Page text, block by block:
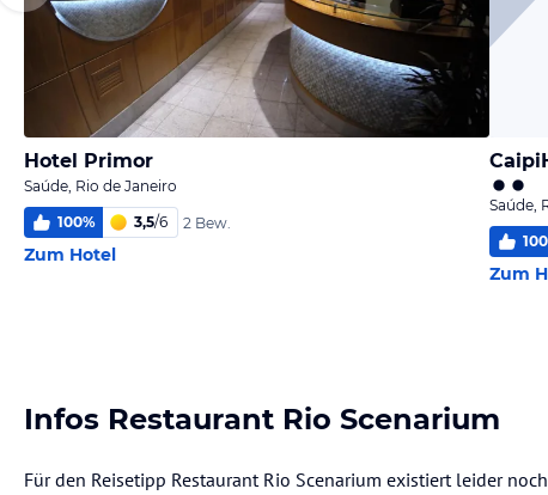
Hotel Primor
Saúde, Rio de Janeiro
100% 3,5/6 2 Bew.
Zum Hotel
Saúde,
100
Zum
Infos Restaurant Rio Scenarium
Für den Reisetipp Restaurant Rio Scenarium existiert leider